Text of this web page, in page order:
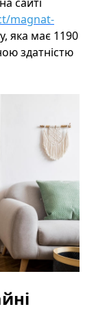
magnat-
яка має 1190
здатністю